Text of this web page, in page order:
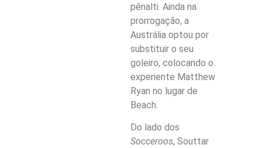
pênalti. Ainda na
prorrogação, a
Austrália optou por
substituir o seu
goleiro, colocando o
experiente Matthew
Ryan no lugar de
Beach.
Do lado dos
Socceroos, Souttar